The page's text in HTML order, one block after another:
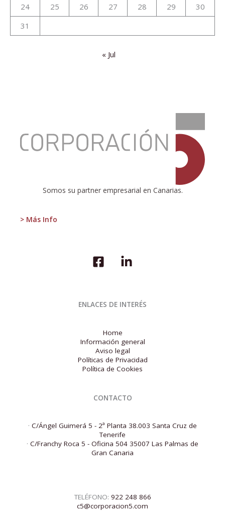
24
25 26 27 28 29
30
31
« Jul
Somos su partner empresarial en Canarias.
> Más Info
A
MEDIAS
ENLACES DE INTERÉS
Home
Información general
Aviso legal
Políticas de Privacidad
Política de Cookies
CONTACTO
· C/Ángel Guimerá 5 - 2ª Planta 38.003 Santa Cruz de
Tenerife
· C/Franchy Roca 5 - Oficina 504 35007 Las Palmas de
Gran Canaria
TELÉFONO: 922 248 866
c5@corporacion5.com